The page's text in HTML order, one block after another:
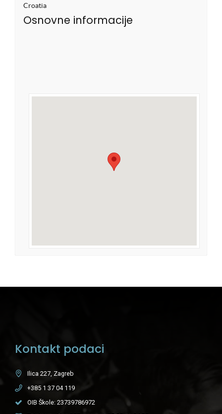
Croatia
Osnovne informacije
Kontakt podaci
Ilica 227, Zagreb
+385 1 37 04 119
OIB Škole: 23739786972